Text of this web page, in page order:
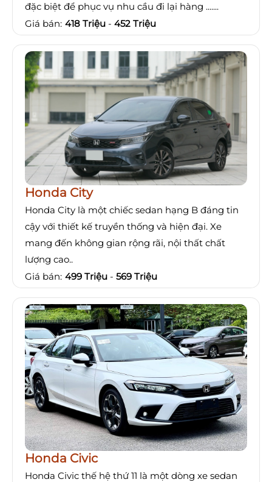
đặc biệt để phục vụ nhu cầu đi lại hàng .......
Giá bán: 418 Triệu - 452 Triệu
Honda City
Honda City là một chiếc sedan hạng B đáng tin
cậy với thiết kế truyền thống và hiện đại. Xe
mang đến không gian rộng rãi, nội thất chất
lượng cao..
Giá bán: 499 Triệu - 569 Triệu
Honda Civic
Honda Civic thế hệ thứ 11 là một dòng xe sedan